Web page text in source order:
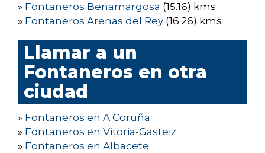
» Fontaneros Benamargosa (15.16) kms
» Fontaneros Arenas del Rey (16.26) kms
Llamar a un
Fontaneros en otra
ciudad
» Fontaneros en A Coruña
» Fontaneros en Vitoria-Gasteiz
» Fontaneros en Albacete